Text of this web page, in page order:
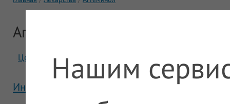
Агтеминол
Цены Отзывы
Инструкция Агтеминол
Нашим